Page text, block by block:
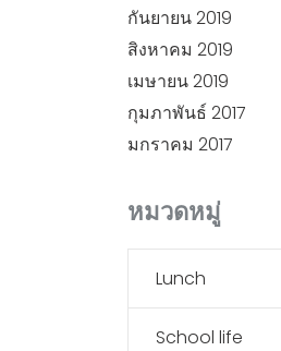
กันยายน 2019
สิงหาคม 2019
เมษายน 2019
กุมภาพันธ์ 2017
มกราคม 2017
หมวดหมู่
Lunch
School life